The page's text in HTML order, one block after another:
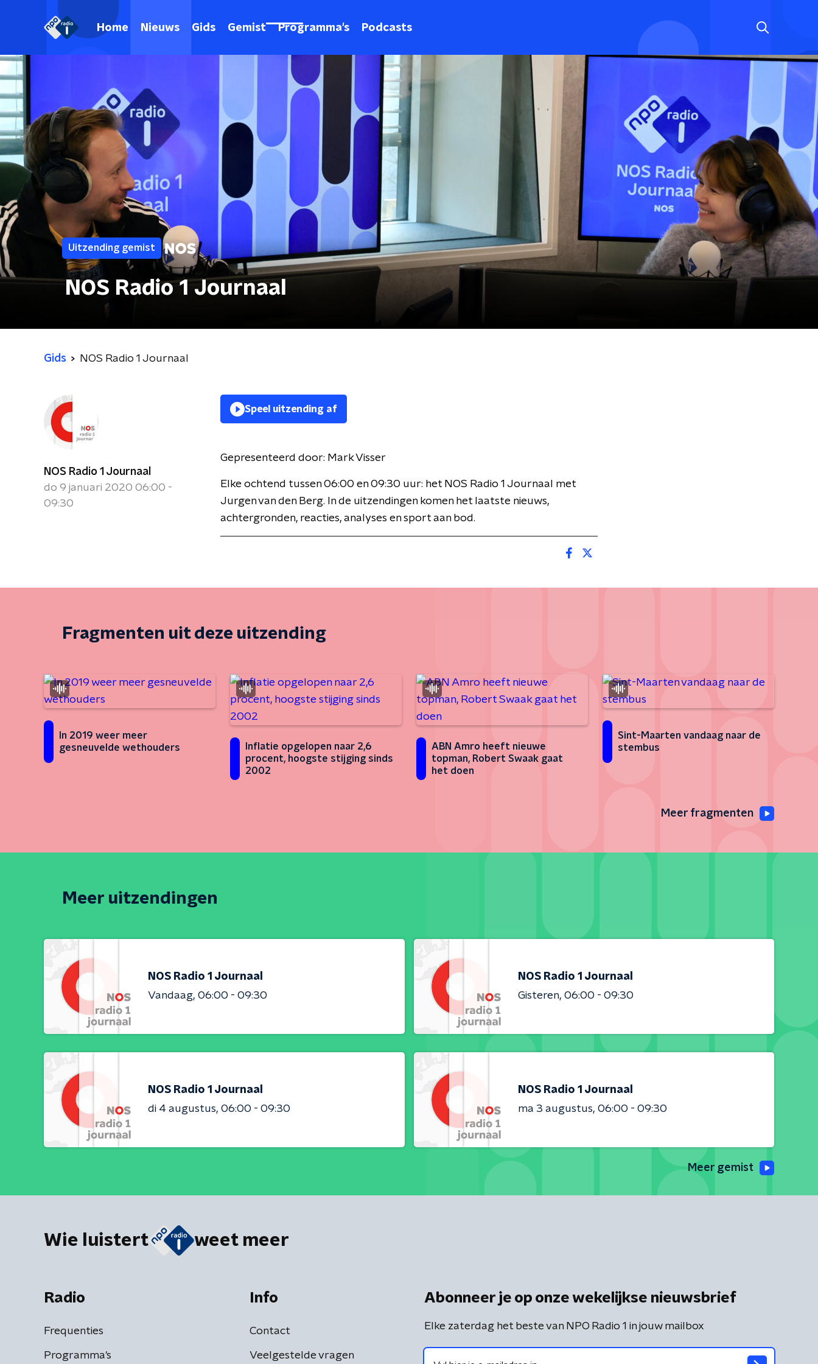
Home Nieuws Gids Gemist Programma's Podcasts
Uitzending gemist
NOS Radio 1 Journaal
Gids NOS Radio 1 Journaal
NOS Radio 1 Journaal
do 9 januari 2020 06:00 -
09:30
Speel uitzending af
Gepresenteerd door: Mark Visser
Elke ochtend tussen 06:00 en 09:30 uur: het NOS Radio 1 Journaal met
Jurgen van den Berg. In de uitzendingen komen het laatste nieuws,
achtergronden, reacties, analyses en sport aan bod.
Fragmenten uit deze uitzending
In 2019 weer meer
gesneuvelde wethouders
Inflatie opgelopen naar 2,6
procent, hoogste stijging sinds
2002
ABN Amro heeft nieuwe
topman, Robert Swaak gaat
het doen
Sint-Maarten vandaag naar de
stembus
Meer fragmenten
Meer uitzendingen
NOS Radio 1 Journaal
Vandaag 06:00 - 09:30
NOS Radio 1 Journaal
Gisteren 06:00 - 09:30
NOS Radio 1 Journaal
di 4 augustus 06:00 - 09:30
NOS Radio 1 Journaal
ma 3 augustus 06:00 - 09:30
Meer gemist
Wie luistert weet meer
Radio
Frequenties
Programma's
Info
Contact
Veelgestelde vragen
Abonneer je op onze wekelijkse nieuwsbrief
Elke zaterdag het beste van NPO Radio 1 in jouw mailbox